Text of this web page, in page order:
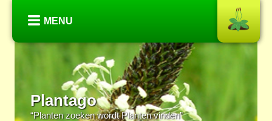
MENU
Plantago
“Planten zoeken wordt Planten vinden”